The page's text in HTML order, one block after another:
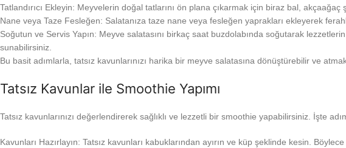
Tatlandırıcı Ekleyin: Meyvelerin doğal tatlarını ön plana çıkarmak için biraz bal,
Nane veya Taze Fesleğen: Salatanıza taze nane veya fesleğen yaprakları ekleyerek
Soğutun ve Servis Yapın: Meyve salatasını birkaç saat buzdolabında soğutarak
sunabilirsiniz.
Bu basit adımlarla, tatsız kavunlarınızı harika bir meyve salatasına dönüştürebilir ve
Tatsız Kavunlar ile Smoothie Yapımı
Tatsız kavunlarınızı değerlendirerek sağlıklı ve lezzetli bir smoothie yapabilirsiniz. İşte
Kavunları Hazırlayın: Tatsız kavunları kabuklarından ayırın ve küp şeklinde kesin.